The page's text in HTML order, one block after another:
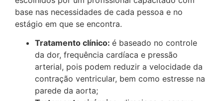
base nas necessidades de cada pessoa e no
estágio em que se encontra.
Tratamento clínico: é baseado no controle
da dor, frequência cardíaca e pressão
arterial, pois podem reduzir a velocidade da
contração ventricular, bem como estresse na
parede da aorta;